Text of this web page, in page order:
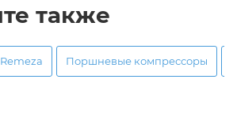
также
Поршневые компрессоры